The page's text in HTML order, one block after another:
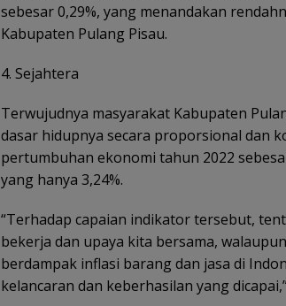
sebesar 0,29%, yang menandakan
Kabupaten Pulang Pisau.
4. Sejahtera
Terwujudnya masyarakat Kabupaten
dasar hidupnya secara proporsional dan
pertumbuhan ekonomi tahun 2022
yang hanya 3,24%.
“Terhadap capaian indikator tersebut,
bekerja dan upaya kita bersama,
berdampak inflasi barang dan jasa di
kelancaran dan keberhasilan yang